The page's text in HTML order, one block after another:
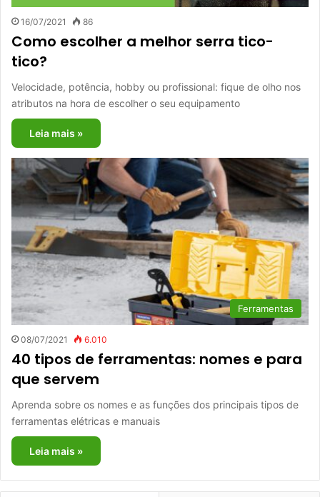
16/07/2021 86
Como escolher a melhor serra tico-
tico?
Velocidade, potência, hobby ou profissional: fique de olho nos
atributos na hora de escolher o seu equipamento
Leia mais »
Ferramentas
08/07/2021 6.010
40 tipos de ferramentas: nomes e para
que servem
Aprenda sobre os nomes e as funções dos principais tipos de
ferramentas elétricas e manuais
Leia mais »